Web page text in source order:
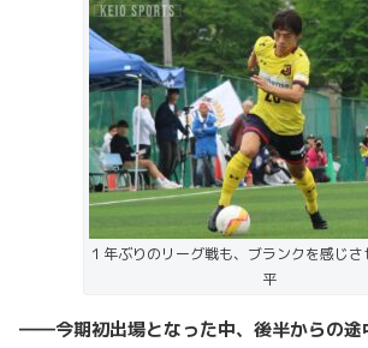
１年ぶりのリーグ戦も、ブランクを感じ
平
――今期初出場となった中、後半からの途